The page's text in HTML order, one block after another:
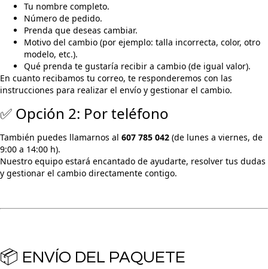
Tu nombre completo.
Número de pedido.
Prenda que deseas cambiar.
Motivo del cambio (por ejemplo: talla incorrecta, color, otro
modelo, etc.).
Qué prenda te gustaría recibir a cambio (de igual valor).
En cuanto recibamos tu correo, te responderemos con las
instrucciones para realizar el envío y gestionar el cambio.
✅ Opción 2: Por teléfono
También puedes llamarnos al 607 785 042 (de lunes a viernes, de
9:00 a 14:00 h).
Nuestro equipo estará encantado de ayudarte, resolver tus dudas
y gestionar el cambio directamente contigo.
📦 ENVÍO DEL PAQUETE